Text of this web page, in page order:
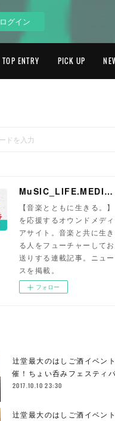
ログイン
TOP ENTRY PICK UP
MuSIC_LIFE.MEDIA「ミュージックライフメディア」
【音楽とともに生きる。】
を応援するオウンドメディ
アサイト。音楽と共に生き
る人をフューチャーしてお
送りする連載記事。ニュー
スを掲載。
フォロー
辻堂最大のはしご酒イベン
催！ちょい呑みフェスティ
2017.10.10 23:30
辻堂最大のはしご酒イベン